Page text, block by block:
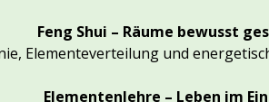
Feng Shui – Räume bewusst
Elementeverteilung und
Elementenlehre – Leben im